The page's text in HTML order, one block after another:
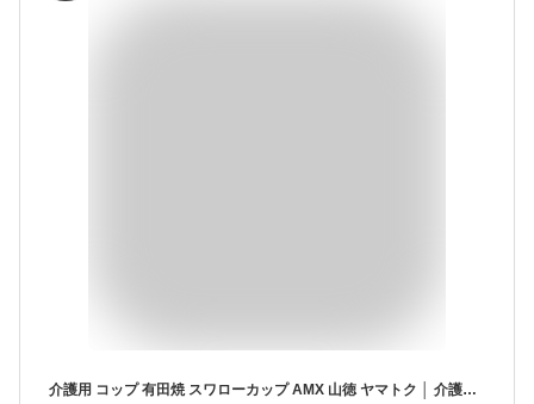
介護用 コップ 有田焼 スワローカップ AMX 山徳 ヤマトク │ 介護食器 嚥下 訓練 高齢者 お年寄り 老人 シニア 顎が上がらない むせにくい 飲みやすい マグカップ 陶器 日本製 電子レンジ対応 食洗機可 誤嚥 リハビリ 自助具 おしゃれ 高級感 食器